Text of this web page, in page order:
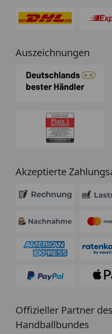
Auszeichnungen
Akzeptierte
Offizieller Partner
Handballbundes